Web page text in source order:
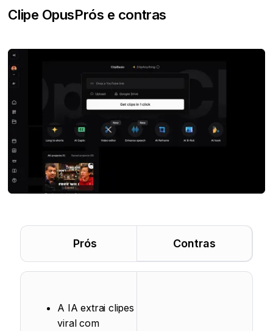
Clipe OpusPrós e contras
Prós Contras
A IA extrai clipes
viral com